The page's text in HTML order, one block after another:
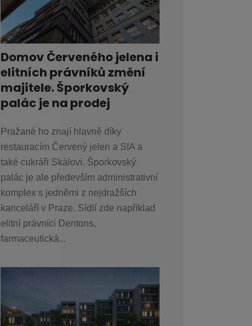
Domov Červeného jelena i
elitních právníků změní
majitele. Šporkovský
palác je na prodej
Pražané ho znají hlavně díky
restauracím Červený jelen a SIA a
také cukráři Skálovi. Šporkovský
palác je ale především administrativní
komplex s jedněmi z nejdražších
kanceláří v Praze. Sídlí zde například
elitní právníci Dentons,
farmaceutická...